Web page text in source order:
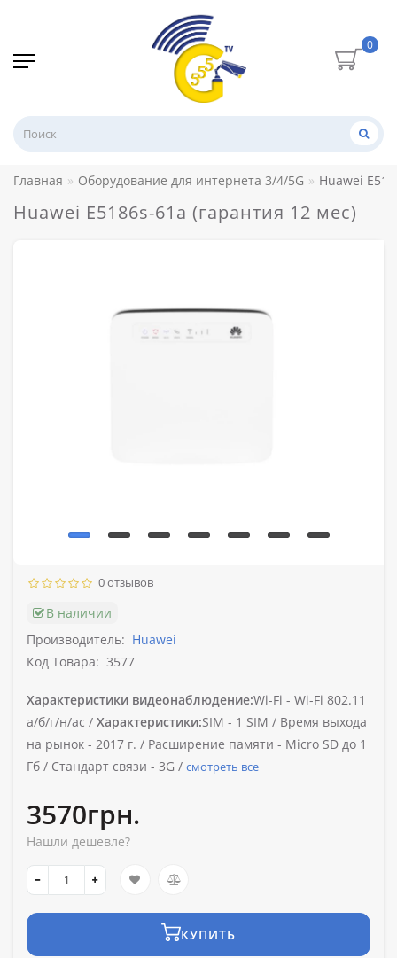
0
Главная Оборудование для интернета 3/4/5G Huawei
Huawei E5186s-61a (гарантия 12 мес)
0 отзывов
В наличии
Производитель: Huawei
Код Товара: 3577
Характеристики видеонаблюдение:Wi-Fi - Wi-Fi 802.11
а/б/г/н/ac / Характеристики:SIM - 1 SIM / Время выхода
на рынок - 2017 г. / Расширение памяти - Micro SD до 1
Гб / Стандарт связи - 3G / смотреть все
3570грн.
Нашли дешевле?
КУПИТЬ